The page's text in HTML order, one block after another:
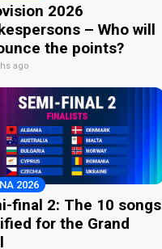
2026
– Who will
the points?
ago
2026
final 2: The 10 songs
for the Grand